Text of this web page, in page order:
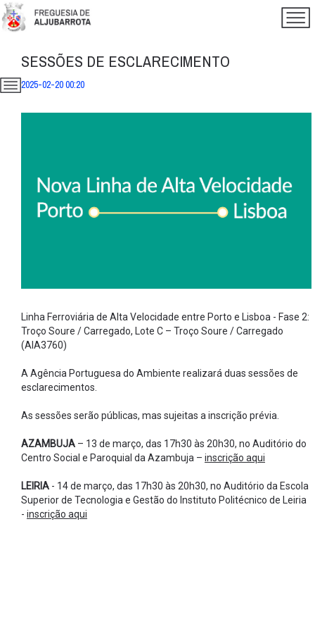
SESSÕES DE ESCLARECIMENTO
2025-02-20 00:20
Linha Ferroviária de Alta Velocidade entre Porto e Lisboa - Fase 2:
Troço Soure / Carregado, Lote C – Troço Soure / Carregado
(AIA3760)
A Agência Portuguesa do Ambiente realizará duas sessões de
esclarecimentos.
As sessões serão públicas, mas sujeitas a inscrição prévia.
AZAMBUJA – 13 de março, das 17h30 às 20h30, no Auditório do
Centro Social e Paroquial da Azambuja – inscrição aqui
LEIRIA - 14 de março, das 17h30 às 20h30, no Auditório da Escola
Superior de Tecnologia e Gestão do Instituto Politécnico de Leiria
- inscrição aqui